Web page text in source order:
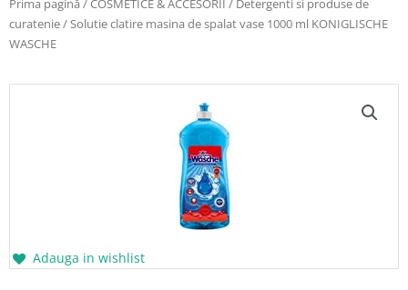
Prima pagină /COSMETICE & ACCESORII / Detergenti si produse de
curatenie/ Solutie clatire masina de spalat vase 1000 ml KONIGLISCHE
WASCHE
Adauga in wishlist